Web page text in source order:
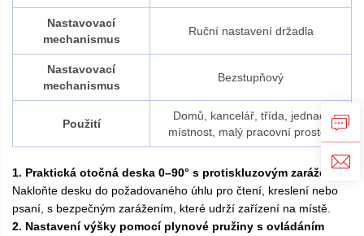
Nastavovací
mechanismus
Ruční nastavení držadla
Nastavovací
mechanismus
Bezstupňový
Použití
Domů, kancelář, třída, jednací
místnost, malý pracovní prostor.
1. Praktická otočná deska 0–90° s protiskluzovým zarážením
Nakloňte desku do požadovaného úhlu pro čtení, kreslení nebo
psaní, s bezpečným zarážením, které udrží zařízení na místě.
2. Nastavení výšky pomocí plynové pružiny s ovládáním